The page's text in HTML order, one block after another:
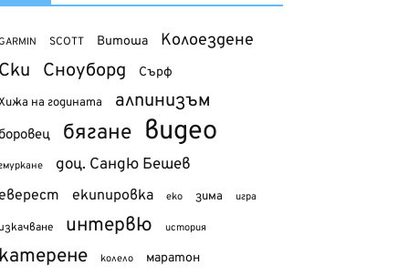
SCOTT Витоша Колоездене
Сноуборд Сърф
на годината алпинизъм
бягане видео
доц. Сандю Бешев
екипировка еко зима игра
интервю история
колело маратон